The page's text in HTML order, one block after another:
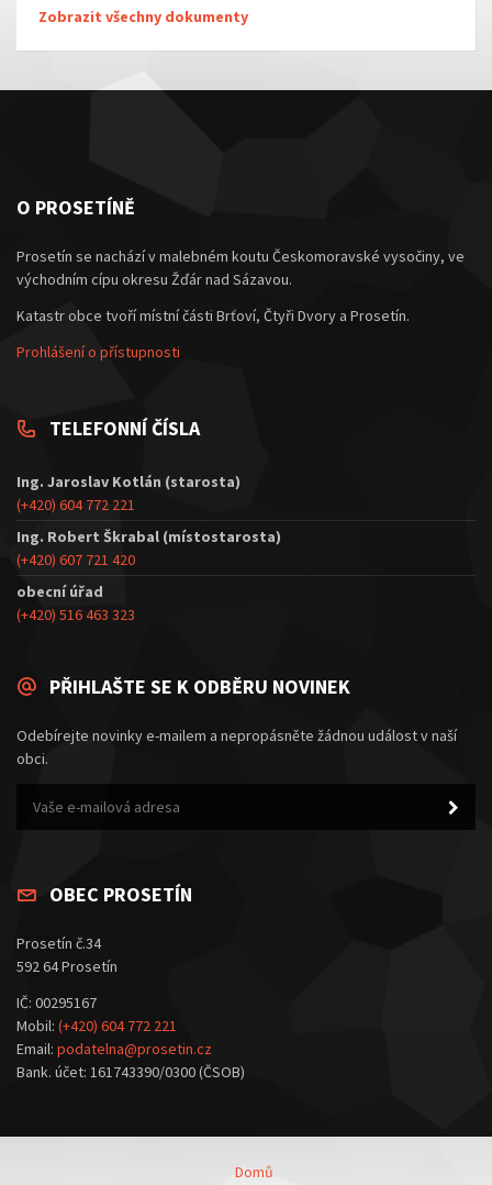
Zobrazit všechny dokumenty
O PROSETÍNĚ
Prosetín se nachází v malebném koutu Českomoravské vysočiny, ve
východním cípu okresu Žďár nad Sázavou.
Katastr obce tvoří místní části Brťoví, Čtyři Dvory a Prosetín.
Prohlášení o přístupnosti
TELEFONNÍ ČÍSLA
Ing. Jaroslav Kotlán (starosta)
(+420) 604 772 221
Ing. Robert Škrabal (místostarosta)
(+420) 607 721 420
obecní úřad
(+420) 516 463 323
PŘIHLAŠTE SE K ODBĚRU NOVINEK
Odebírejte novinky e-mailem a nepropásněte žádnou událost v naší
obci.
OBEC PROSETÍN
Prosetín č.34
592 64 Prosetín
IČ: 00295167
Mobil: (+420) 604 772 221
Email: podatelna@prosetin.cz
Bank. účet: 161743390/0300 (ČSOB)
Domů